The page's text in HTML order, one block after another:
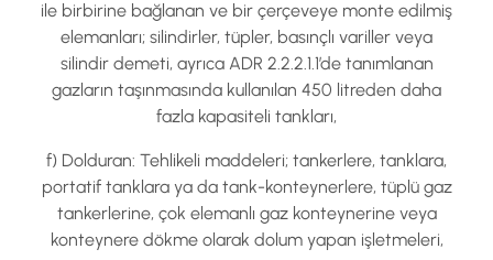
ile birbirine bağlanan ve bir çerçeveye monte edilmiş
elemanları; silindirler, tüpler, basınçlı variller veya
silindir demeti, ayrıca ADR 2.2.2.1.1’de tanımlanan
gazların taşınmasında kullanılan 450 litreden daha
fazla kapasiteli tankları,
f) Dolduran: Tehlikeli maddeleri; tankerlere, tanklara,
portatif tanklara ya da tank-konteynerlere, tüplü gaz
tankerlerine, çok elemanlı gaz konteynerine veya
konteynere dökme olarak dolum yapan işletmeleri,